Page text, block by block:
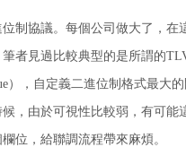
制協議。 每個公司做大了，在
筆者見過比較典型的是所謂的
），自定義二進位制格式最大
，由於可視性比較弱，有可能
位，給聯調流程帶來麻煩。